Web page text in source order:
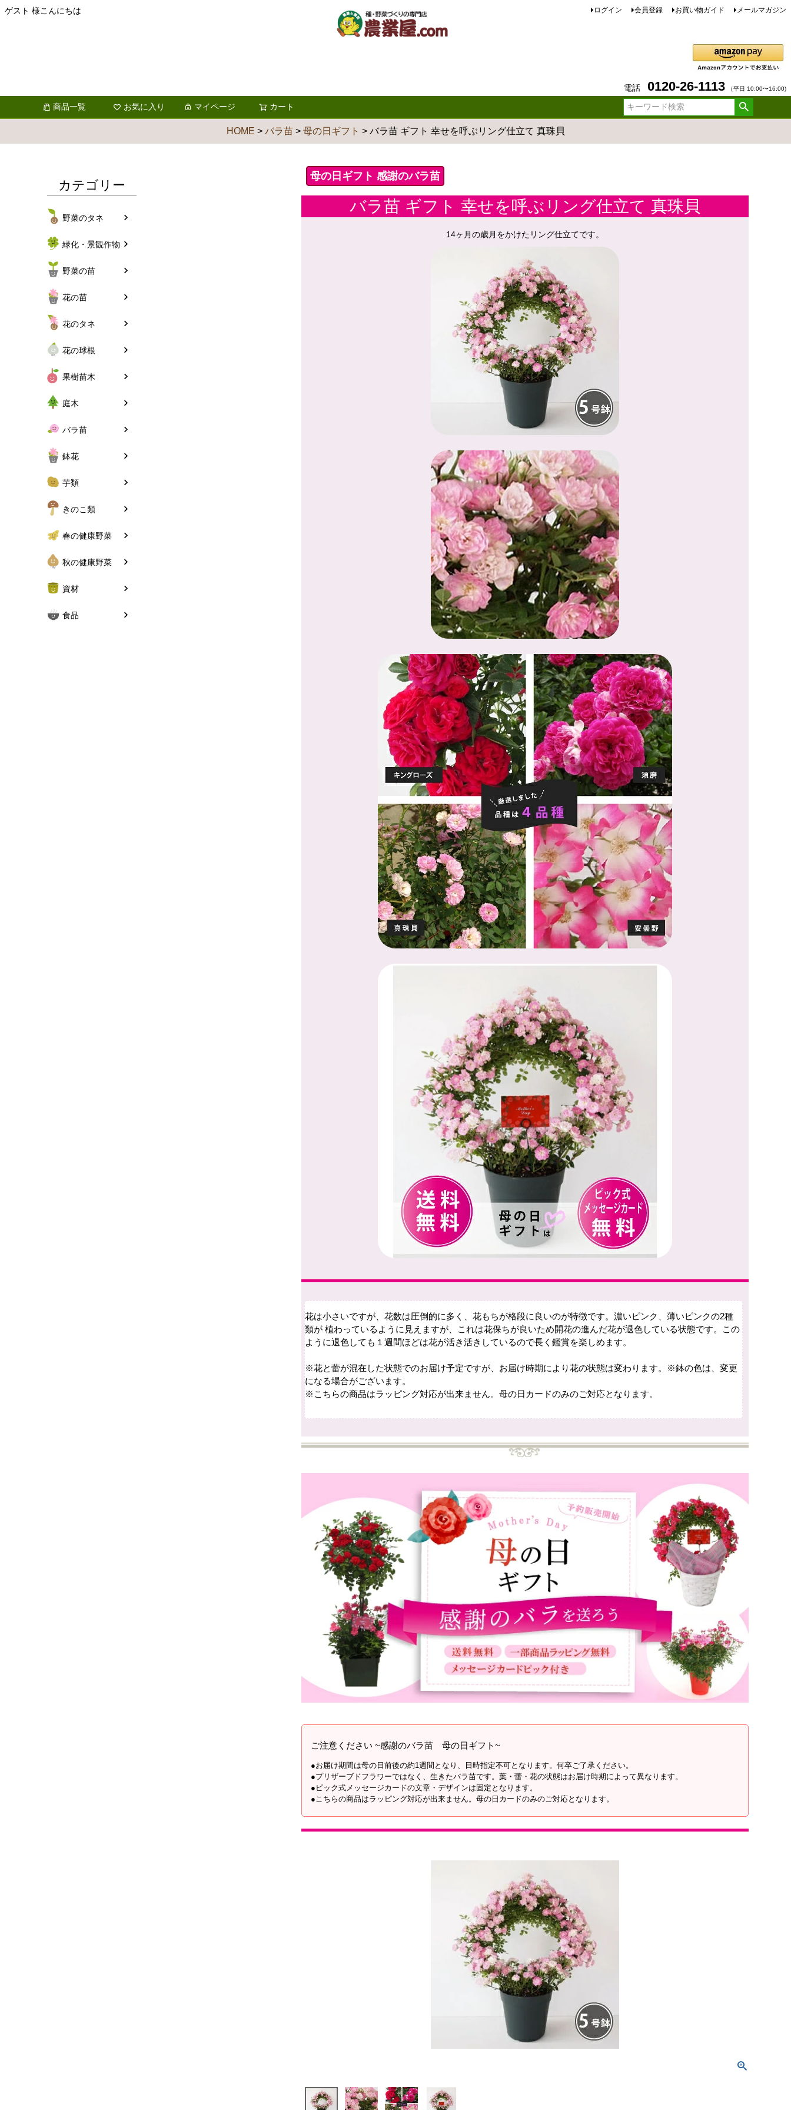
ゲスト 様こんにちは ログイン 会員登録 お買い物ガイド メールマガジン
電話 0120-26-1113 （平日 10:00〜16:00)
商品一覧 お気に入り マイページ カート
HOME バラ苗 母の日ギフト バラ苗 ギフト 幸せを呼ぶリング仕立て 真珠貝
カテゴリー
野菜のタネ
緑化・景観作物
野菜の苗
花の苗
花のタネ
花の球根
果樹苗木
庭木
バラ苗
鉢花
芋類
きのこ類
春の健康野菜
秋の健康野菜
資材
食品
母の日ギフト 感謝のバラ苗
バラ苗 ギフト 幸せを呼ぶリング仕立て 真珠貝
14ヶ月の歳月をかけたリング仕立てです。
花は小さいですが、花数は圧倒的に多く、花もちが格段に良いのが特徴です。濃いピンク、薄いピンクの2種
類が 植わっているように見えますが、これは花保ちが良いため開花の進んだ花が退色している状態です。この
ように退色しても１週間ほどは花が活き活きしているので長く鑑賞を楽しめます。
※花と蕾が混在した状態でのお届け予定ですが、お届け時期により花の状態は変わります。※鉢の色は、変更
になる場合がございます。
※こちらの商品はラッピング対応が出来ません。母の日カードのみのご対応となります。
ご注意ください ~感謝のバラ苗 母の日ギフト~
●お届け期間は母の日前後の約1週間となり、日時指定不可となります。何卒ご了承ください。
●プリザーブドフラワーではなく、生きたバラ苗です。葉・蕾・花の状態はお届け時期によって異なります。
●ピック式メッセージカードの文章・デザインは固定となります。
●こちらの商品はラッピング対応が出来ません。母の日カードのみのご対応となります。